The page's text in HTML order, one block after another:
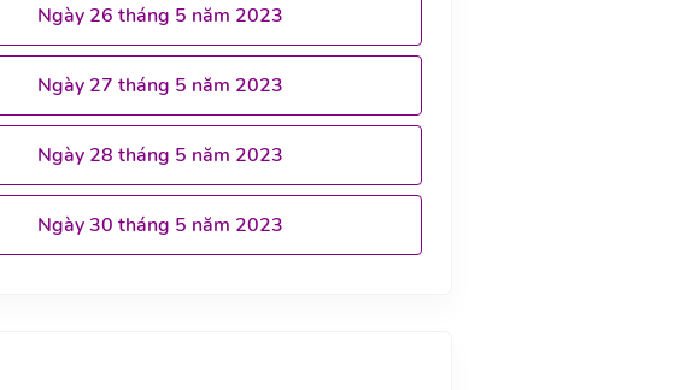
Ngày 26 tháng 5 năm 2023
Ngày 27 tháng 5 năm 2023
Ngày 28 tháng 5 năm 2023
Ngày 30 tháng 5 năm 2023